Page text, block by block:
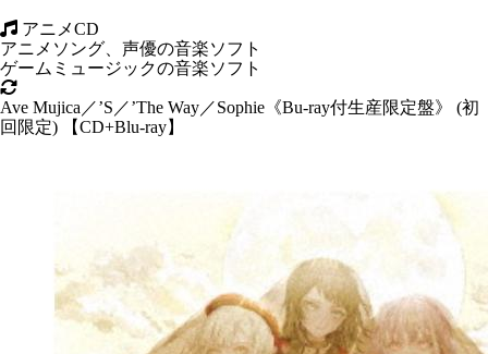
アニメCD
アニメソング、声優の音楽ソフト
ゲームミュージックの音楽ソフト
Ave Mujica／’S／’The Way／Sophie《Bu-ray付生産限定盤》 (初
回限定) 【CD+Blu-ray】